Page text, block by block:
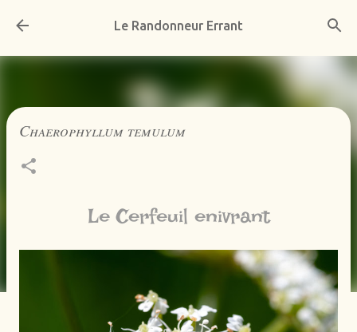
Accéder au contenu principal
Le Randonneur Errant
Chaerophyllum temulum
Le Cerfeuil enivrant